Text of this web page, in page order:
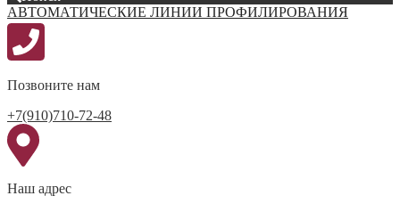
АВТОМАТИЧЕСКИЕ ЛИНИИ ПРОФИЛИРОВАНИЯ
Позвоните нам
+7(910)710-72-48
Наш адрес